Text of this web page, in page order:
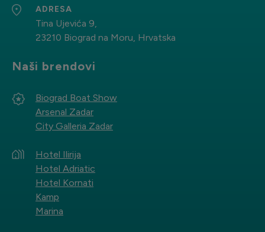
ADRESA
Tina Ujevića 9,
23210 Biograd na Moru, Hrvatska
Naši brendovi
Biograd Boat Show
Arsenal Zadar
City Galleria Zadar
Hotel Ilirija
Hotel Adriatic
Hotel Kornati
Kamp
Marina